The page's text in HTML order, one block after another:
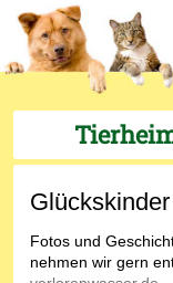
Fotos und
nehmen wir gern